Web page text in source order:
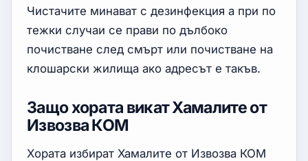
Чистачите минават с дезинфекция а при по
тежки случаи се прави по дълбоко
почистване след смърт или почистване на
клошарски жилища ако адресът е такъв.
Защо хората викат Хамалите от
Извозва КОМ
Хората избират Хамалите от Извозва КОМ